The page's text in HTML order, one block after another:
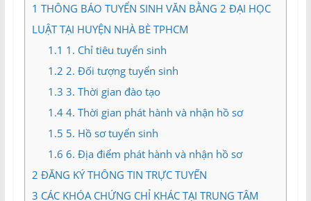
1 THÔNG BÁO TUYỂN SINH VĂN BẰNG 2 ĐẠI HỌC
LUẬT TẠI HUYỆN NHÀ BÈ TPHCM
1.1 1. Chỉ tiêu tuyển sinh
1.2 2. Đối tượng tuyển sinh
1.3 3. Thời gian đào tạo
1.44. Thời gian phát hành và nhận hồ sơ
1.5 5. Hồ sơ tuyển sinh
1.6 6. Địa điểm phát hành và nhận hồ sơ
2 ĐĂNG KÝ THÔNG TIN TRỰC TUYẾN
3 CÁC KHÓA CHỨNG CHỈ KHÁC TẠI TRUNG TÂM